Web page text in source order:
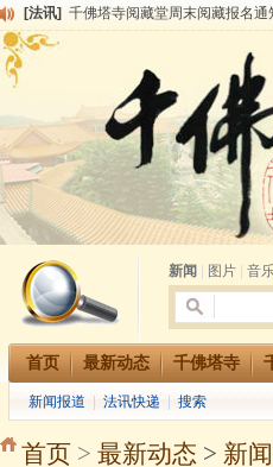
[法讯] 千佛塔寺阅藏堂周末阅藏报名通
[法讯]
本寺方丈上明下慧尼和尚开讲《
2015-3-26师父于法堂对大众的
[法讯]
广东千佛塔寺云门佛学院女众
[法讯] 恭请海涛法师莅临千佛塔寺弘法
[法讯]
2014年七月大法会 祈福息灾地
[法讯]
千佛塔寺云门佛学院女众部2014
[法讯]
千佛塔寺兴建佛学院综合大楼缘
[法讯] 共赴华藏世界 进入最后七天倒
新闻
图片 音
首页 最新动态 千佛塔寺
新闻报道 法讯快递 搜索
首页 > 最新动态 > 新